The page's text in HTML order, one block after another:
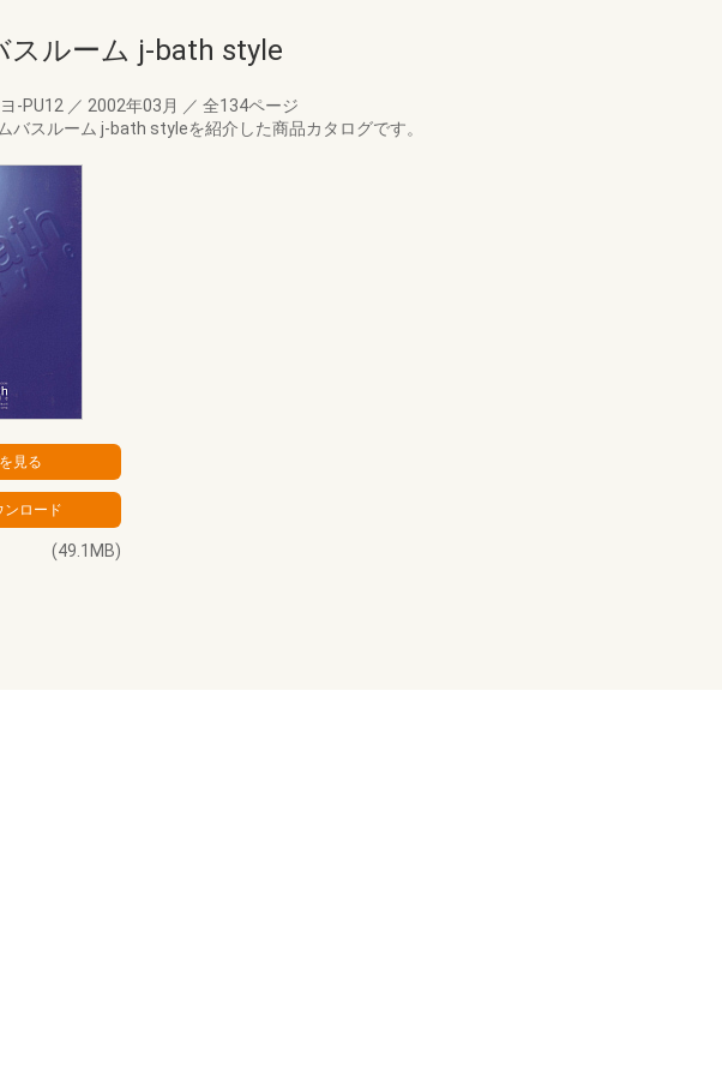
スルーム j-bath style
-PU12 ／ 2002年03月 ／ 全134ページ
バスルーム j-bath styleを紹介した商品カタログです。
(49.1MB)